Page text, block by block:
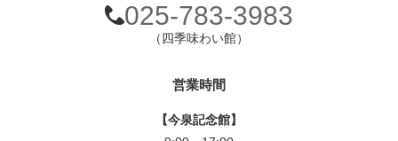
025-783-3983
（四季味わい館）
営業時間
【今泉記念館】